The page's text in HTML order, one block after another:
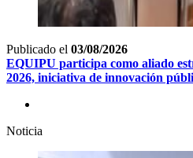
Publicado el 03/08/2026
EQUIPU participa como aliado
2026, iniciativa de innovación
Noticia